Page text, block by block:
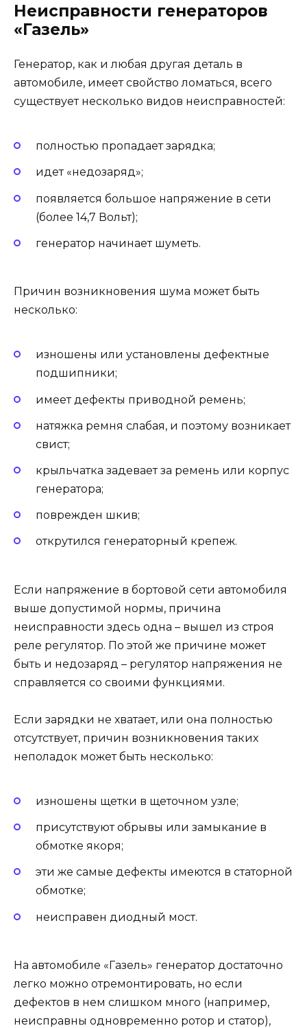
Неисправности генераторов
«Газель»
Генератор, как и любая другая деталь в
автомобиле, имеет свойство ломаться, всего
существует несколько видов неисправностей:
полностью пропадает зарядка;
идет «недозаряд»;
появляется большое напряжение в сети
(более 14,7 Вольт);
генератор начинает шуметь.
Причин возникновения шума может быть
несколько:
изношены или установлены дефектные
подшипники;
имеет дефекты приводной ремень;
натяжка ремня слабая, и поэтому возникает
свист;
крыльчатка задевает за ремень или корпус
генератора;
поврежден шкив;
открутился генераторный крепеж.
Если напряжение в бортовой сети автомобиля
выше допустимой нормы, причина
неисправности здесь одна – вышел из строя
реле регулятор. По этой же причине может
быть и недозаряд – регулятор напряжения не
справляется со своими функциями.
Если зарядки не хватает, или она полностью
отсутствует, причин возникновения таких
неполадок может быть несколько:
изношены щетки в щеточном узле;
присутствуют обрывы или замыкание в
обмотке якоря;
эти же самые дефекты имеются в статорной
обмотке;
неисправен диодный мост.
На автомобиле «Газель» генератор достаточно
легко можно отремонтировать, но если
дефектов в нем слишком много (например,
неисправны одновременно ротор и статор),